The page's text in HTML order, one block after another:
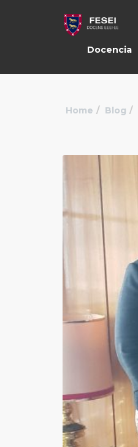
Docencia
Home Blog